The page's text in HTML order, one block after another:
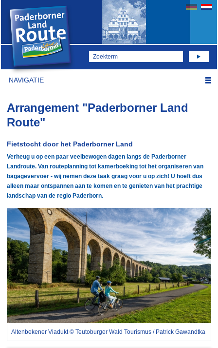
NAVIGATIE
Arrangement "Paderborner Land
Route"
Fietstocht door het Paderborner Land
Verheug u op een paar veelbewogen dagen langs de Paderborner
Landroute. Van routeplanning tot kamerboeking tot het organiseren van
bagagevervoer - wij nemen deze taak graag voor u op zich! U hoeft dus
alleen maar ontspannen aan te komen en te genieten van het prachtige
landschap van de regio Paderborn.
Altenbekener Viadukt © Teutoburger Wald Tourismus / Patrick Gawandtka